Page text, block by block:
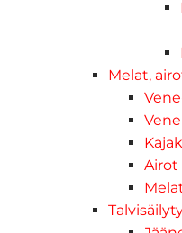
Melat,
Airot